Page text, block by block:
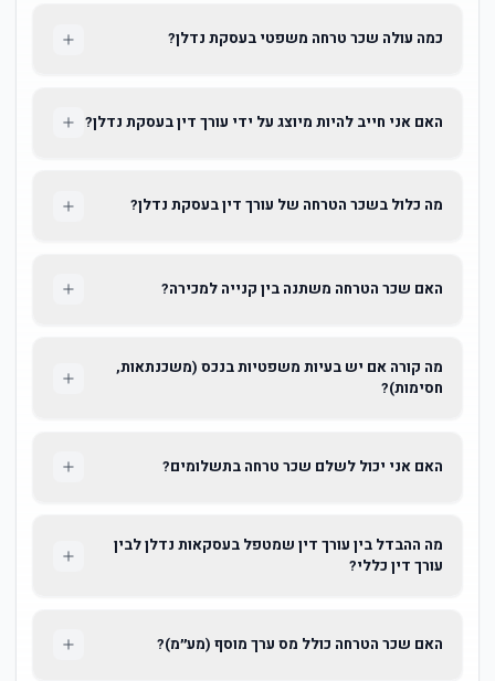
כמה עולה שכר טרחה משפטי בעסקת נדלן?
האם אני חייב להיות מיוצג על ידי עורך דין בעסקת נדלן?
מה כלול בשכר הטרחה של עורך דין בעסקת נדלן?
האם שכר הטרחה משתנה בין קנייה למכירה?
מה קורה אם יש בעיות משפטיות בנכס (משכנתאות,
חסימות)?
האם אני יכול לשלם שכר טרחה בתשלומים?
מה ההבדל בין עורך דין שמטפל בעסקאות נדלן לבין
עורך דין כללי?
האם שכר הטרחה כולל מס ערך מוסף (מע״מ)?